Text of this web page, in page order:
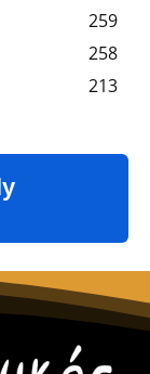
259
258
213